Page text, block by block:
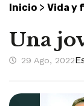
Inicio > Vida y
Una
29 Ago, 2022